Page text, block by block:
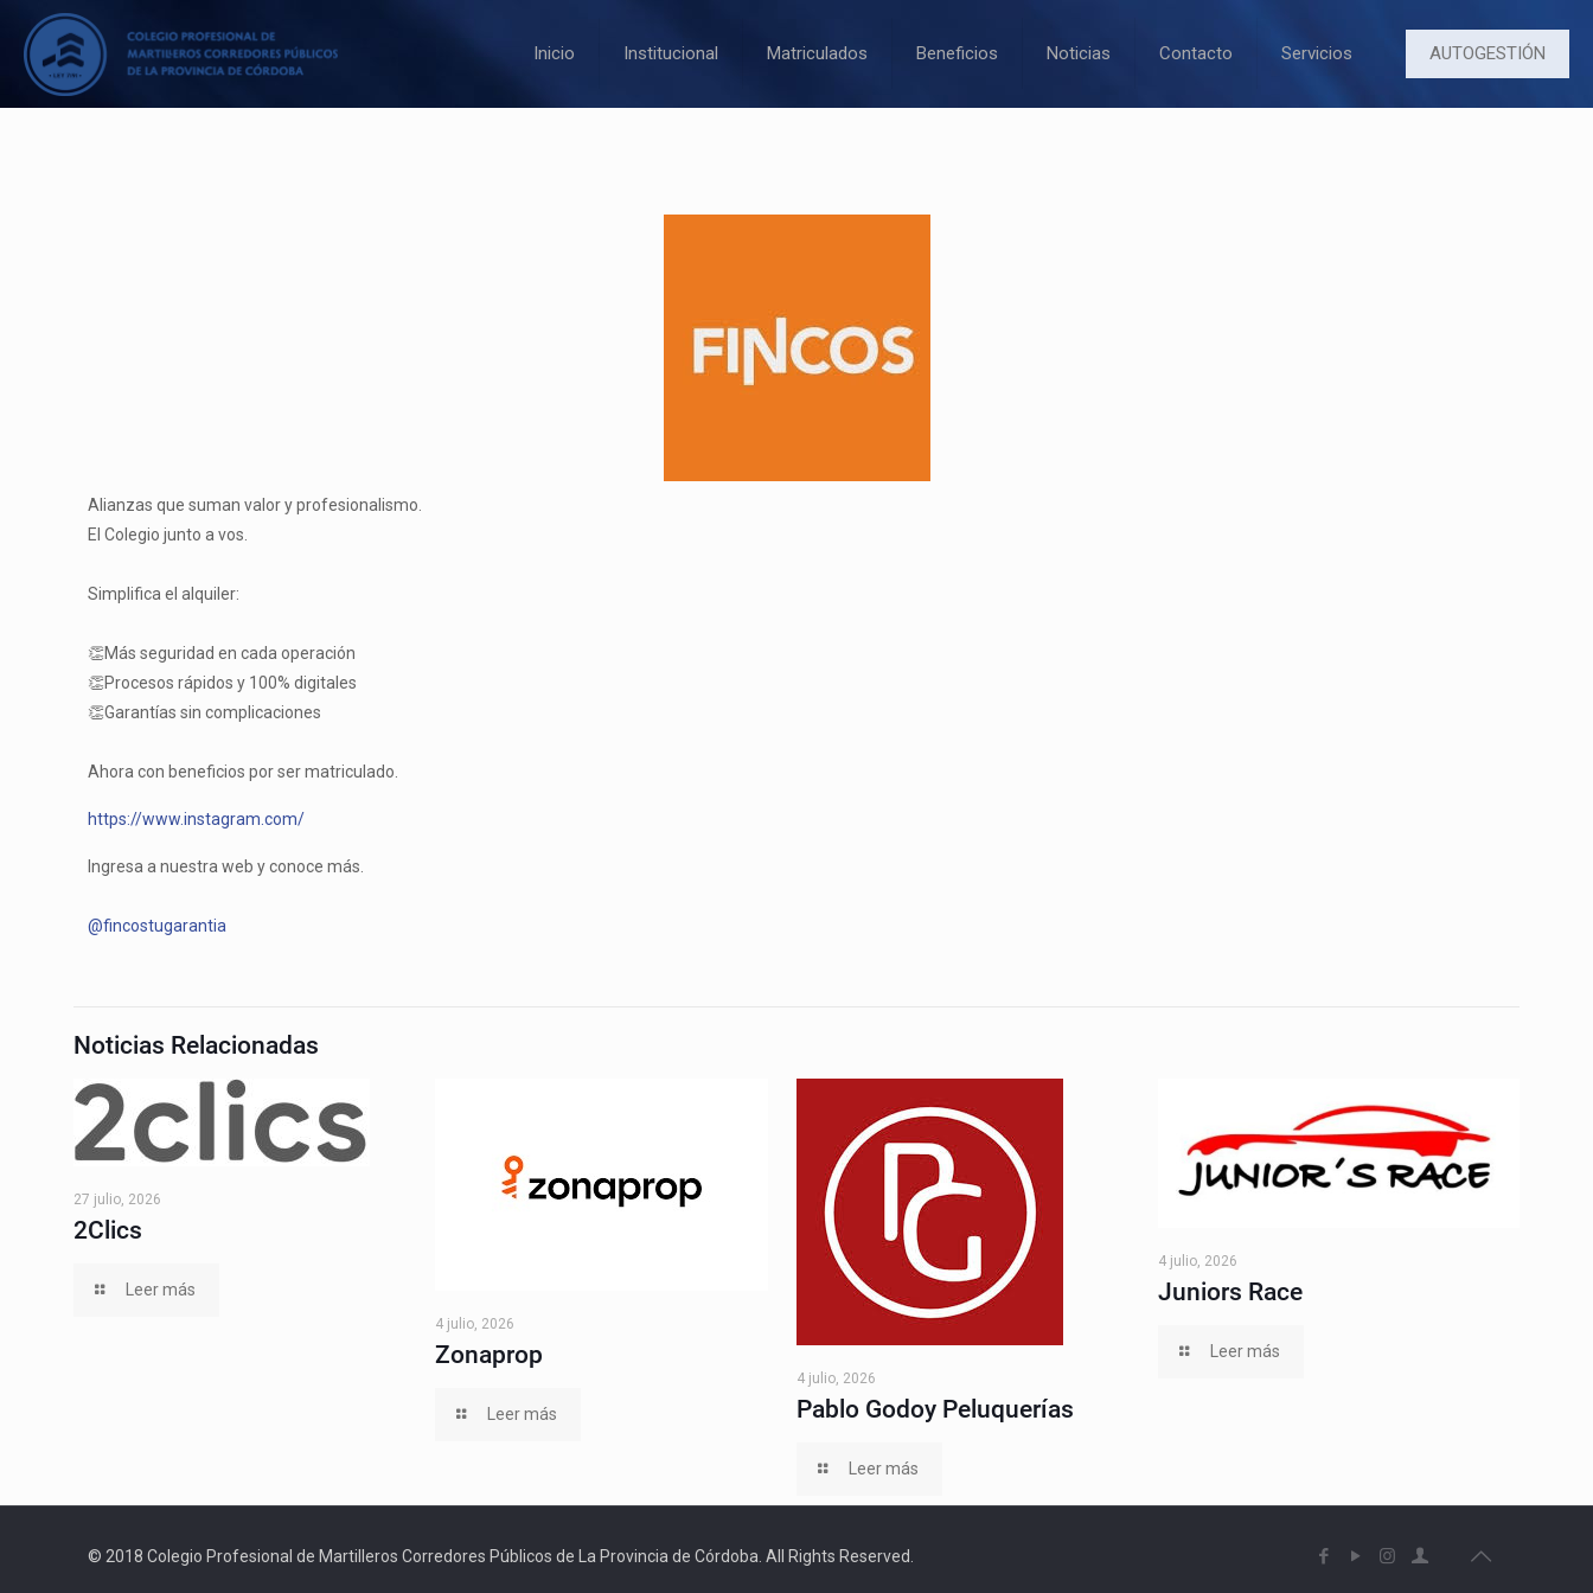
Inicio Institucional Matriculados Beneficios Noticias Contacto Servicios AUTOGESTIÓN
Alianzas que suman valor y profesionalismo.
El Colegio junto a vos.
Simplifica el alquiler:
👏Más seguridad en cada operación
👏Procesos rápidos y 100% digitales
👏Garantías sin complicaciones
Ahora con beneficios por ser matriculado.
https://www.instagram.com/
Ingresa a nuestra web y conoce más.
@fincostugarantia
Noticias Relacionadas
27 julio, 2026
2Clics
Leer más
4 julio, 2026
Zonaprop
Leer más
4 julio, 2026
Pablo Godoy Peluquerías
Leer más
4 julio, 2026
Juniors Race
Leer más
© 2018 Colegio Profesional de Martilleros Corredores Públicos de La Provincia de Córdoba. All Rights Reserved.